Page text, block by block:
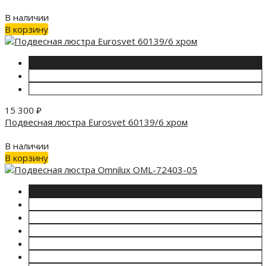
В наличии
В корзину
15 300 ₽
Подвесная люстра Eurosvet 60139/6 хром
В наличии
В корзину